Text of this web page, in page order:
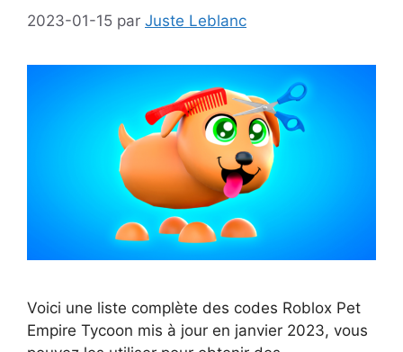
2023-01-15 par Juste Leblanc
Voici une liste complète des codes Roblox Pet
Empire Tycoon mis à jour en janvier 2023, vous